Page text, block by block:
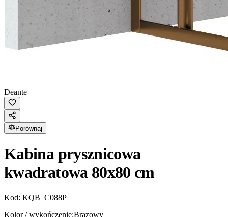
Deante
Porównaj
Kabina prysznicowa
kwadratowa 80x80 cm
Kod: KQB_C088P
Kolor / wykończenie:Brązowy